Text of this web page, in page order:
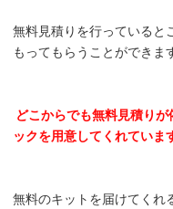
無料見積りを行っていると
もってもらうことができま
どこからでも無料見積り
ックを用意してくれていま
無料のキットを届けてくれ